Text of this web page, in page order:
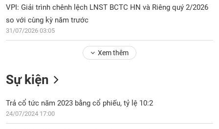
Tổng
Giao
dịch
Phân
kỹ
thuật
VPI: Giải trình chênh lệch LNST BCTC HN và Riêng quý 2/2026
so với cùng kỳ năm trước
31/07/2026 03:05
Xem thêm
Sự kiện
Trả cổ tức năm 2023 bằng cổ phiếu, tỷ lệ 10:2
24/07/2024 17:00
VS-
SECTOR
NĂNG
LƯỢNG